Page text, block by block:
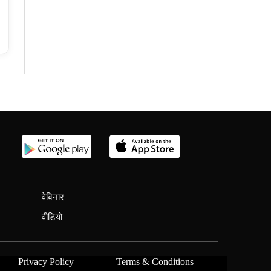
वेबिनार
वीडियो
Privacy Policy Terms & Conditions